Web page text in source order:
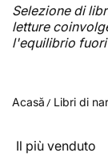
Selezione di
letture
l'equilibrio
Acasă Libri di